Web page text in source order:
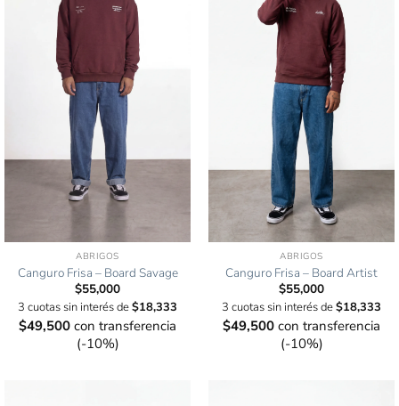
ABRIGOS
Canguro Frisa – Board Savage
$55,000
3 cuotas sin interés de$18,333
$49,500 con transferencia
(-10%)
ABRIGOS
Canguro Frisa – Board Artist
$55,000
3 cuotas sin interés de$18,333
$49,500 con transferencia
(-10%)